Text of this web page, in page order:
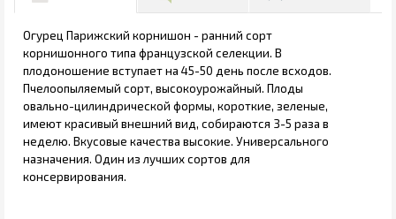
Огурец Парижский корнишон - ранний сорт
корнишонного типа французской селекции. В
плодоношение вступает на 45-50 день после всходов.
Пчелоопыляемый сорт, высокоурожайный. Плоды
овально-цилиндрической формы, короткие, зеленые,
имеют красивый внешний вид, собираются 3-5 раза в
неделю. Вкусовые качества высокие. Универсального
назначения. Один из лучших сортов для
консервирования.